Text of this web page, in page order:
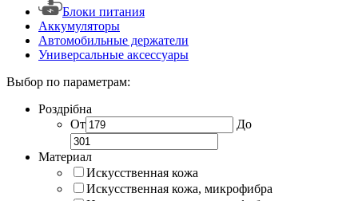
Блоки питания
Аккумуляторы
Автомобильные держатели
Универсальные аксессуары
Выбор по параметрам:
Роздрібна
От
До
Материал
Искусственная кожа
Искусственная кожа, микрофибра